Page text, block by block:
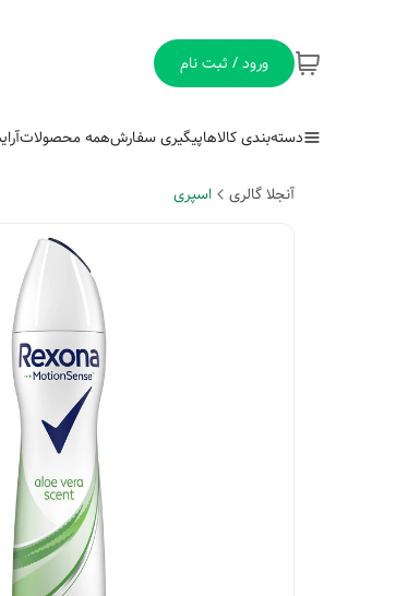
ورود / ثبت نام
دسته‌بندی کالاهاپیگیری سفارشهمه محصولات
آنجلا گالری اسپری